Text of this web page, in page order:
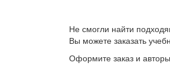
Не смогли найти
Вы можете заказать
Оформите заказ и